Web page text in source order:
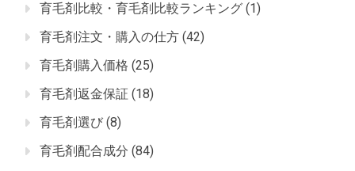
育毛剤比較・育毛剤比較ランキング (1)
育毛剤注文・購入の仕方 (42)
育毛剤購入価格 (25)
育毛剤返金保証 (18)
育毛剤選び (8)
育毛剤配合成分 (84)